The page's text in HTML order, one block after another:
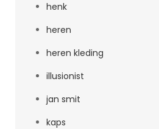
henk
heren
heren kleding
illusionist
jan smit
kaps